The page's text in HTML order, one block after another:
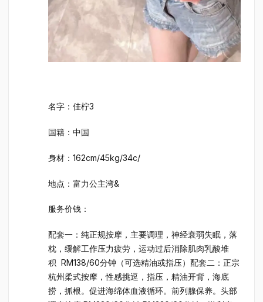
名字：佳柠3
国籍：中国
身材：162cm/45kg/34c/
地点：富力公主湾&
服务价钱：
配套一：纯正规按摩，主要调理，神经衰弱失眠，落
枕，缓解工作压力疲劳，运动过后消除肌肉乳酸堆
积 RM138/60分钟（可选精油或指压）配套二：正宗
杭州柔式按摩，性感挑逗，指压，精油开背，海底
捞，抓根。促进海绵体血液循环。前列腺保养。头部